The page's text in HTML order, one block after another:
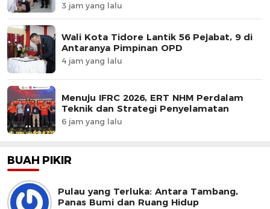
3 jam yang lalu
Wali Kota Tidore Lantik 56 Pejabat, 9 di
Antaranya Pimpinan OPD
4 jam yang lalu
Menuju IFRC 2026, ERT NHM Perdalam
Teknik dan Strategi Penyelamatan
6 jam yang lalu
BUAH PIKIR
Pulau yang Terluka: Antara Tambang,
Panas Bumi dan Ruang Hidup